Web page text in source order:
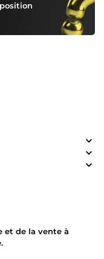
et de la vente à